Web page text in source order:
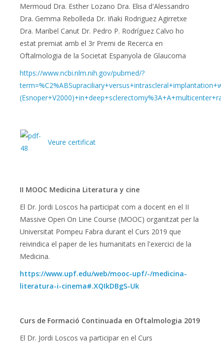
Mermoud Dra. Esther Lozano Dra. Elisa d'Alessandro
Dra. Gemma Rebolleda Dr. Iñaki Rodriguez Agirretxe
Dra. Maribel Canut Dr. Pedro P. Rodríguez Calvo ho
estat premiat amb el 3r Premi de Recerca en
Oftalmologia de la Societat Espanyola de Glaucoma
https://www.ncbi.nlm.nih.gov/pubmed/?
Veure certificat
II MOOC Medicina Literatura y cine
El Dr. Jordi Loscos ha participat com a docent en el II
Massive Open On Line Course (MOOC) organitzat per la
Universitat Pompeu Fabra durant el Curs 2019 que
reivindica el paper de les humanitats en l'exercici de la
Medicina.
https://www.upf.edu/web/mooc-upf/-/medicina-
literatura-i-cinema#.XQIkDBgS-Uk
Curs de Formació Continuada en Oftalmologia 2019
El Dr. Jordi Loscos va participar en el Curs